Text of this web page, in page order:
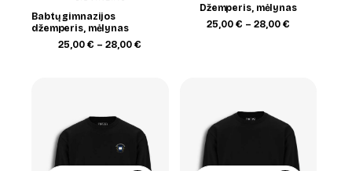
Babtų gimnazijos
džemperis, mėlynas
25,00€ – 28,00€
Džemperis, mėlynas
25,00 € – 28,00 €Price